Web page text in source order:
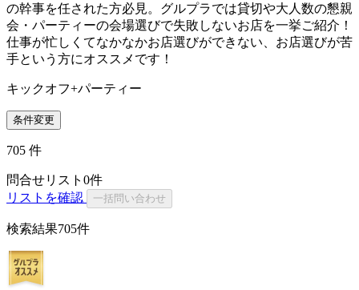
の幹事を任された方必見。グルプラでは貸切や大人数の懇親
会・パーティーの会場選びで失敗しないお店を一挙ご紹介！
仕事が忙しくてなかなかお店選びができない、お店選びが苦
手という方にオススメです！
キックオフ+パーティー
条件変更
705 件
問合せリスト 0件
リストを確認
一括問い合わせ
検索結果705件